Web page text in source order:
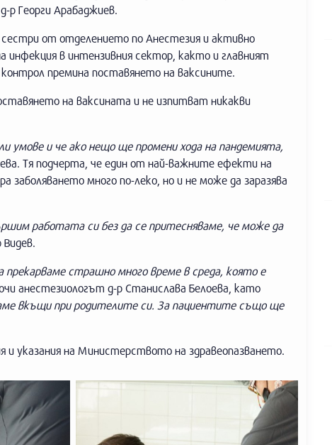
р Георги Арабаджиев.
сестри от отделението по Анестезия и активно
в интензивния сектор, както и главният
премина поставянето на ваксините.
на ваксината и не изпитват никакви
умове и че ако нещо ще промени хода на пандемията,
Тя подчерта, че един от най-важните ефекти на
заболяването много по-леко, но и не може да заразява
работата си без да се притесняваме, че може да
страшно много време в среда, която е
анестезиологът д-р Станислава Белоева, като
вкъщи при родителите си. За пациентите също ще
и указания на Министерството на здравеопазването.